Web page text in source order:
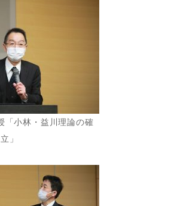
「小林・益川理論の確
立」